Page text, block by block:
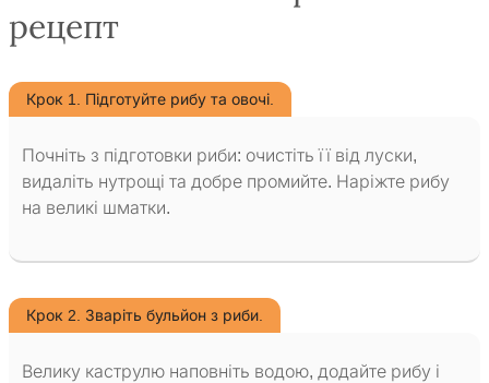
рецепт
Крок 1. Підготуйте рибу та овочі.
Почніть з підготовки риби: очистіть її від луски,
видаліть нутрощі та добре промийте. Наріжте рибу
на великі шматки.
Крок 2. Зваріть бульйон з риби.
Велику каструлю наповніть водою, додайте рибу і